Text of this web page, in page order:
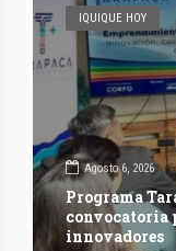
IQUIQUE HOY
Agosto 6, 2026
Programa
convocatoria
innovadores